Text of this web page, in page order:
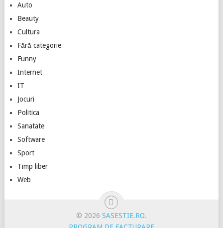
Auto
Beauty
Cultura
Fără categorie
Funny
Internet
IT
Jocuri
Politica
Sanatate
Software
Sport
Timp liber
Web
© 2026 SASESTIE.RO.